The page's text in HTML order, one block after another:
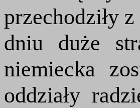
przechodziły
dniu duże
niemiecka
oddziały